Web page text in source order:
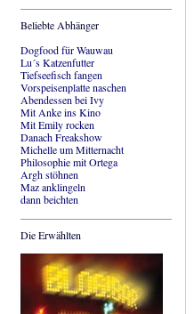
Beliebte Abhänger
Dogfood für Wauwau
Lu´s Katzenfutter
Tiefseefisch fangen
Vorspeisenplatte naschen
Abendessen bei Ivy
Mit Anke ins Kino
Mit Emily rocken
Danach Freakshow
Michelle um Mitternacht
Philosophie mit Ortega
Argh stöhnen
Maz anklingeln
dann beichten
Die Erwählten